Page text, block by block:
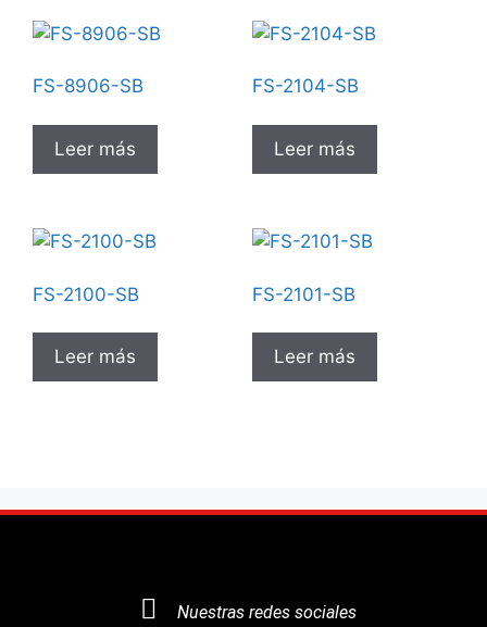
FS-8906-SB
Leer más
FS-2104-SB
Leer más
FS-2100-SB
Leer más
FS-2101-SB
Leer más
Nuestras redes sociales